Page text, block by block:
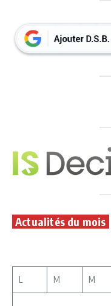
Actualités du mois
L M M